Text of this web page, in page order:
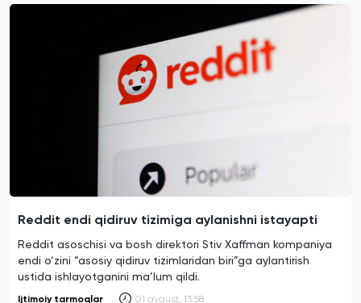
Reddit endi qidiruv tizimiga aylanishni istayapti
Reddit asoschisi va bosh direktori Stiv Xaffman kompaniya
endi o‘zini “asosiy qidiruv tizimlaridan biri”ga aylantirish
ustida ishlayotganini ma’lum qildi.
Ijtimoiy tarmoqlar 01 avgust, 13:58